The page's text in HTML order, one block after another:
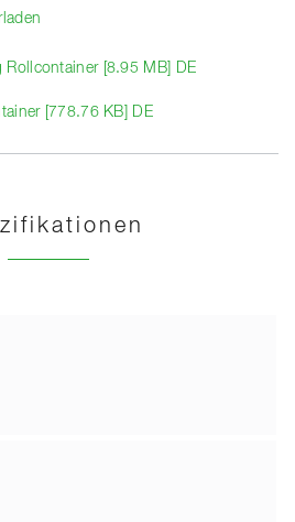
Rollcontainer [8.95 MB] DE
[778.76 KB] DE